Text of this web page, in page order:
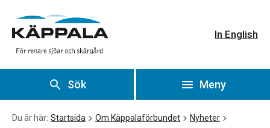
In English
Sök Meny
Du är här: Startsida Om Käppalaförbundet
Nyheter